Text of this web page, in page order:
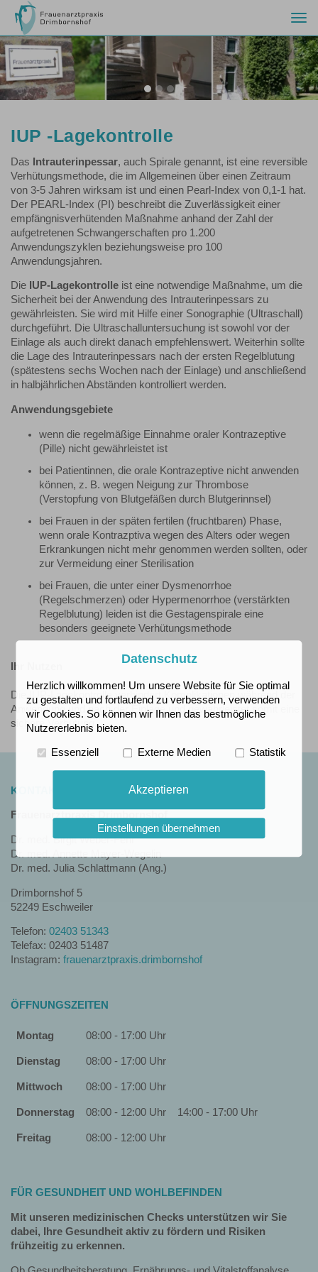
Previous
IUP -Lagekontrolle
Das Intrauterinpessar, auch Spirale genannt, ist eine reversible
Verhütungsmethode, die im Allgemeinen über einen Zeitraum
von 3-5 Jahren wirksam ist und einen Pearl-Index von 0,1-1 hat.
Der PEARL-Index (PI) beschreibt die Zuverlässigkeit einer
empfängnisverhütenden Maßnahme anhand der Zahl der
aufgetretenen Schwangerschaften pro 1.200
Anwendungszyklen beziehungsweise pro 100
Anwendungsjahren.
Die IUP-Lagekontrolle ist eine notwendige Maßnahme, um die
Sicherheit bei der Anwendung des Intrauterinpessars zu
gewährleisten. Sie wird mit Hilfe einer Sonographie (Ultraschall)
durchgeführt. Die Ultraschalluntersuchung ist sowohl vor der
Einlage als auch direkt danach empfehlenswert. Weiterhin sollte
die Lage des Intrauterinpessars nach der ersten Regelblutung
(spätestens sechs Wochen nach der Einlage) und anschließend
in halbjährlichen Abständen kontrolliert werden.
Anwendungsgebiete
wenn die regelmäßige Einnahme oraler Kontrazeptive
(Pille) nicht gewährleistet ist
bei Patientinnen, die orale Kontrazeptive nicht anwenden
können, z. B. wegen Neigung zur Thrombose
(Verstopfung von Blutgefäßen durch Blutgerinnsel)
bei Frauen in der späten fertilen (fruchtbaren) Phase,
wenn orale Kontrazptiva wegen des Alters oder wegen
Erkrankungen nicht mehr genommen werden sollten, oder
zur Vermeidung einer Sterilisation
bei Frauen, die unter einer Dysmenorrhoe
(Regelschmerzen) oder Hypermenorrhoe (verstärkten
Regelblutung) leiden ist die Gestagenspirale eine
besonders geeignete Verhütungsmethode
Ihr Nutzen
Die IUP-Lagekontrolle verhindert Komplikationen während der
Anwendung und nach der Einlage und gewährleistet somit eine
sichere Verhütung.
KONTAKT
Frauenarztpraxis Drimbornshof
Dr. med. Birgit Weber-Fehr
Dr. med. Annette Mayer-Wegelin
Dr. med. Julia Schlattmann (Ang.)
Drimbornshof 5
52249 Eschweiler
Telefon: 02403 51343
Telefax: 02403 51487
Instagram: frauenarztpraxis.drimbornshof
ÖFFNUNGSZEITEN
Montag 08:00 - 17:00 Uhr
Dienstag 08:00 - 17:00 Uhr
Mittwoch 08:00 - 17:00 Uhr
Donnerstag 08:00 - 12:00 Uhr 14:00 - 17:00 Uhr
Freitag 08:00 - 12:00 Uhr
FÜR GESUNDHEIT UND WOHLBEFINDEN
Mit unseren medizinischen Checks unterstützen wir Sie
dabei, Ihre Gesundheit aktiv zu fördern und Risiken
frühzeitig zu erkennen.
Datenschutz
Herzlich willkommen! Um unsere Website für Sie optimal
zu gestalten und fortlaufend zu verbessern, verwenden
wir Cookies. So können wir Ihnen das bestmögliche
Nutzererlebnis bieten.
Essenziell Externe Medien Statistik
Akzeptieren
Einstellungen übernehmen